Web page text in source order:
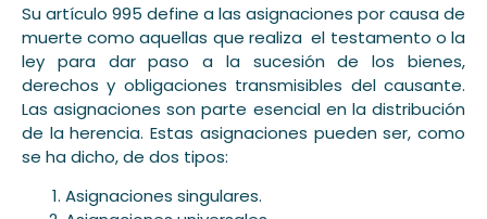
Su artículo 995 define a las asignaciones por causa de
muerte como aquellas que realiza el testamento o la
ley para dar paso a la sucesión de los bienes,
derechos y obligaciones transmisibles del causante.
Las asignaciones son parte esencial en la distribución
de la herencia. Estas asignaciones pueden ser, como
se ha dicho, de dos tipos:
Asignaciones singulares.